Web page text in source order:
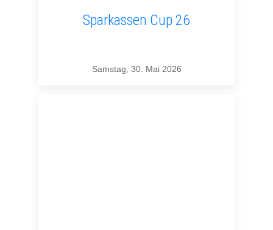
Sparkassen Cup 26
Samstag, 30. Mai 2026